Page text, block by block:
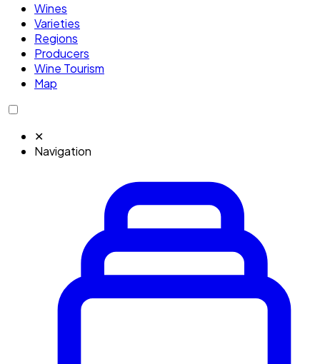
Wines
Varieties
Regions
Producers
Wine Tourism
Map
✕
Navigation